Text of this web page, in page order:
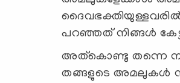
പറഞ്ഞത്‌ നിങ്ങള്‍
അത്കൊണ്ടു തന്നെ
തങ്ങളുടെ അമലുകള്‍